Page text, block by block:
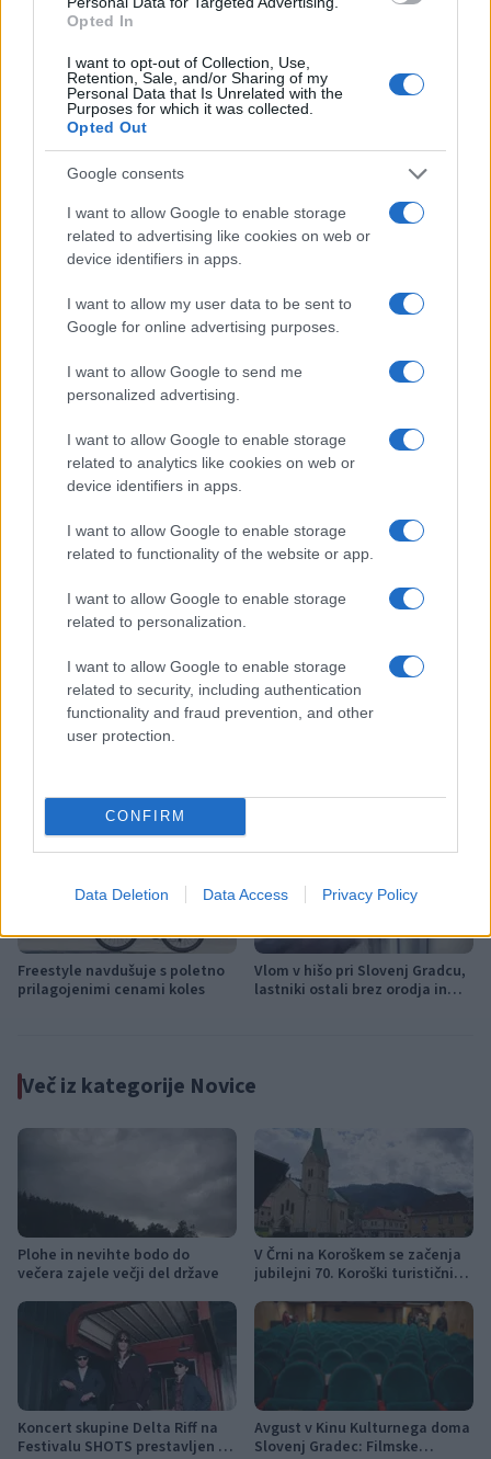
Opted In
I want to opt-out of Collection, Use,
Retention, Sale, and/or Sharing of my
Personal Data that Is Unrelated with the
Purposes for which it was collected.
Opted Out
Google consents
I want to allow Google to enable storage
related to advertising like cookies on web or
device identifiers in apps.
I want to allow my user data to be sent to
Google for online advertising purposes.
I want to allow Google to send me
personalized advertising.
I want to allow Google to enable storage
related to analytics like cookies on web or
device identifiers in apps.
I want to allow Google to enable storage
related to functionality of the website or app.
I want to allow Google to enable storage
related to personalization.
I want to allow Google to enable storage
related to security, including authentication
functionality and fraud prevention, and other
user protection.
CONFIRM
Data Deletion Data Access Privacy Policy
Opozorilo:Po 297. členu Kazenskega zakonika je
posameznik kazensko odgovoren za javno spodbujanje
sovraštva, nasilja ali nestrpnosti. Komentarji z žaljivimi,
rasističnimi, diskriminatornimi ali nezakonitimi vsebinami bodo
odstranjeni. Pravila komentiranja →
Failed to fetch
Slovenj Gradec
Kategorije: Novice Novice
Ključne besede: Slovenj Gradec
120 let
ansambel jureta zajca
gasilska veselica
Več iz kraja Slovenj Gradec
Koncert skupine Delta Riff na
Festivalu SHOTS prestavljen na
jutri
Avgust v Kinu Kulturnega doma
počitniški kino
Freestyle navdušuje s poletno
prilagojenimi cenami koles
Vlom v hišo pri Slovenj Gradcu,
lastniki ostali brez orodja in
Več iz kategorije Novice
Plohe in nevihte bodo do
večera zajele večji del države
V Črni na Koroškem se začenja
jubilejni 70. Koroški turistični
Koncert skupine Delta Riff na
Festivalu SHOTS prestavljen na
Avgust v Kinu Kulturnega doma
Slovenj Gradec: Filmske